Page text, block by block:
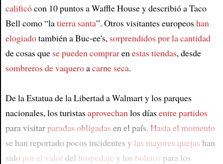
calificócon 10 puntos a Waffle House y describió a Taco
Bell como “latierra santa”. Otros visitantes europeoshan
elogiadotambién a Buc-ee's, sorprendidos por la cantidad
de cosas que se pueden compraren estas tiendas, desde
sombreros de vaqueroacarne seca.
De la Estatua de la Libertad a Walmart y los parques
nacionales, los turistasaprovechan los díasentre partidos
para visitarparadas obligadas en el país. Hasta el momento
se han reportado pocos incidentes y las mayores quejas han
sido por el valordel hospedaje y los boletos para los